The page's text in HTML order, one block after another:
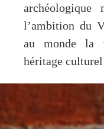
l’ambition du
au monde la
héritage